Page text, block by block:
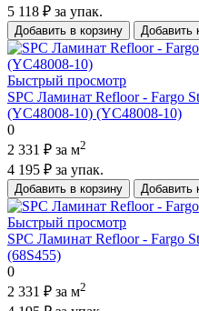
5 118 ₽ за упак.
Добавить в корзину Добавить
Быстрый просмотр
SPC Ламинат Refloor - Fargo
(YC48008-10) (YC48008-10)
0
2 331 ₽ за м2
4 195 ₽ за упак.
Добавить в корзину Добавить
Быстрый просмотр
SPC Ламинат Refloor - Fargo
(68S455)
0
2 331 ₽ за м2